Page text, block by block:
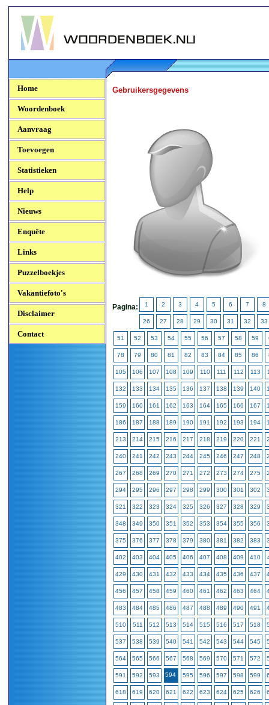
Woordenboek.NU
Home
Woordenboek
Aanvraag
Toevoegen
Statistieken
Help
Nieuws
Enquête
Links
Puzzelboekjes
Vakantiefoto's
Disclaimer
Contact
Gebruikersgegevens
Pagina: 1 2 3 4 5 6 7 8
26 27 28 29 30 31 32 33
51 52 53 54 55 56 57 58 59
78 79 80 81 82 83 84 85 86
105 106 107 108 109 110 111 112 113
132 133 134 135 136 137 138 139 140
159 160 161 162 163 164 165 166 167
186 187 188 189 190 191 192 193 194
213 214 215 216 217 218 219 220 221
240 241 242 243 244 245 246 247 248
267 268 269 270 271 272 273 274 275
294 295 296 297 298 299 300 301 302
321 322 323 324 325 326 327 328 329
348 349 350 351 352 353 354 355 356
375 376 377 378 379 380 381 382 383
402 403 404 405 406 407 408 409 410
429 430 431 432 433 434 435 436 437
456 457 458 459 460 461 462 463 464
483 484 485 486 487 488 489 490 491
510 511 512 513 514 515 516 517 518
537 538 539 540 541 542 543 544 545
564 565 566 567 568 569 570 571 572
591 592 593 594 595 596 597 598 599
618 619 620 621 622 623 624 625 626